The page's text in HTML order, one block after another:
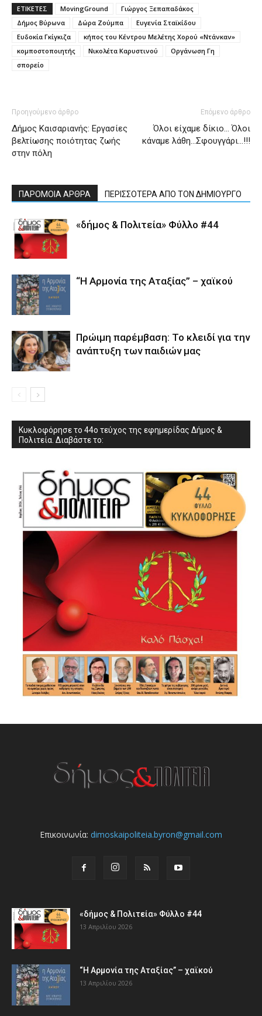
ΕΤΙΚΕΤΕΣ MovingGround
Γιώργος Ξεπαπαδάκος
Δήμος Βύρωνα
Δώρα Ζούμπα
Ευγενία Σταϊκίδου
Ευδοκία Γκίγκιζα
κήπος του Κέντρου Μελέτης Χορού «Ντάνκαν»
κομποστοποιητής
Νικολέτα Καρυστινού
Οργάνωση Γη
σπορείο
Προηγούμενο άρθρο
Δήμος Καισαριανής: Εργασίες
βελτίωσης ποιότητας ζωής
στην πόλη
Επόμενο άρθρο
Όλοι είχαμε δίκιο… Όλοι
κάναμε λάθη…Σφουγγάρι…!!!
ΠΑΡΟΜΟΙΑ ΑΡΘΡΑ ΠΕΡΙΣΣΟΤΕΡΑ ΑΠΟ ΤΟΝ ΔΗΜΙΟΥΡΓΟ
«δήμος & Πολιτεία» Φύλλο #44
“Η Αρμονία της Αταξίας” – χαϊκού
Πρώιμη παρέμβαση: Το κλειδί για την
ανάπτυξη των παιδιών µας
Κυκλοφόρησε το 44ο τεύχος της εφημερίδας Δήμος &
Πολιτεία. Διαβάστε το:
Επικοινωνία: dimoskaipoliteia.byron@gmail.com
«δήμος & Πολιτεία» Φύλλο #44
13 Απριλίου 2026
“Η Αρμονία της Αταξίας” – χαϊκού
13 Απριλίου 2026